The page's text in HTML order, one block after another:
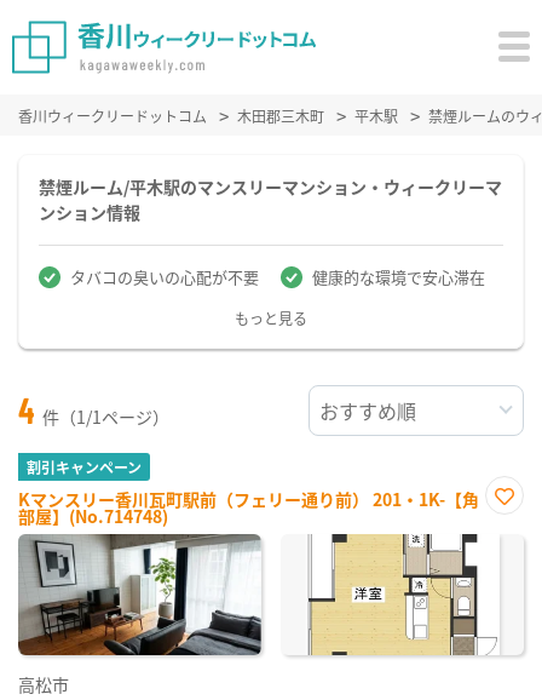
香川ウィークリードットコム 木田郡三木町 平木駅 禁煙ルームのウ
禁煙ルーム/平木駅のマンスリーマンション・ウィークリーマ
ンション情報
タバコの臭いの心配が不要 健康的な環境で安心滞在
もっと見る
4 件（1/1ページ）
割引キャンペーン
Kマンスリー香川瓦町駅前（フェリー通り前） 201・1K-【角
部屋】(No.714748)
に入
高松市